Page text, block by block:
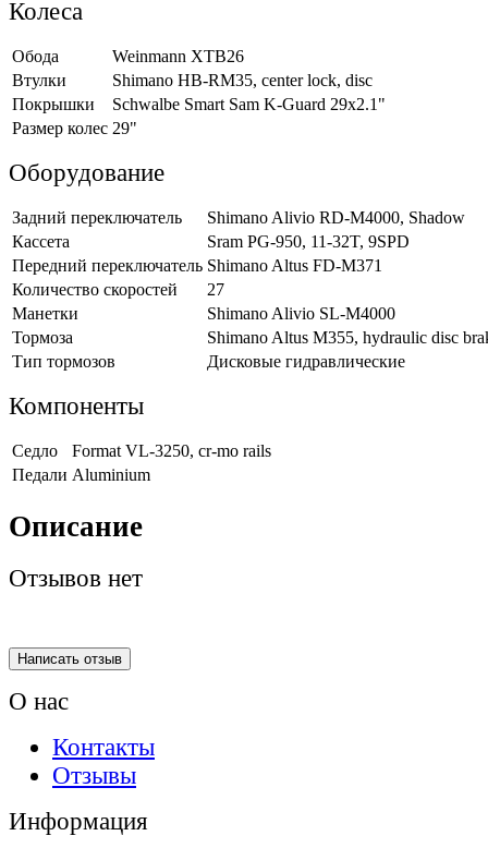
Колеса
Обода
Weinmann XTB26
Втулки
Shimano HB-RM35, center lock, disc
Покрышки
Schwalbe Smart Sam K-Guard 29x2.1"
Размер колес 29"
Оборудование
Задний переключатель
Shimano Alivio RD-M4000, Shadow
Кассета
Sram PG-950, 11-32T, 9SPD
Передний переключатель Shimano Altus FD-M371
Количество скоростей
27
Манетки
Shimano Alivio SL-M4000
Тормоза
Shimano Altus M355, hydraulic disc
Тип тормозов
Дисковые гидравлические
Компоненты
Седло
Format VL-3250, cr-mo rails
Педали Aluminium
Описание
Отзывов нет
Написать отзыв
О нас
Контакты
Отзывы
Информация